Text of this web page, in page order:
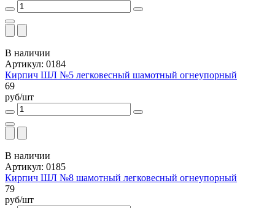
В наличии
Артикул: 0184
Кирпич ШЛ №5 легковесный шамотный огнеупорный
69
руб/шт
В наличии
Артикул: 0185
Кирпич ШЛ №8 шамотный легковесный огнеупорный
79
руб/шт